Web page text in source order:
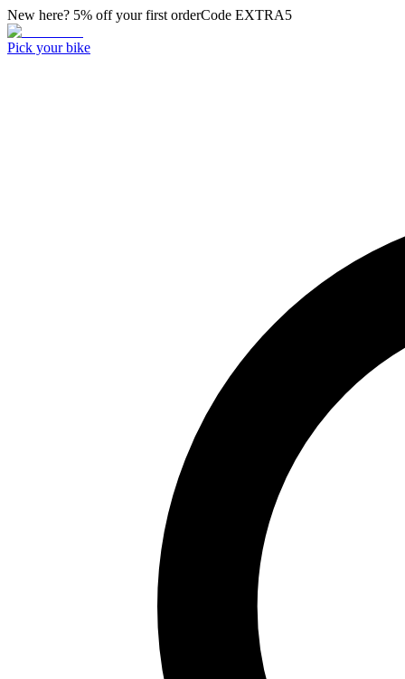
New here? 5% off your first orderCode EXTRA5
Pick your bike